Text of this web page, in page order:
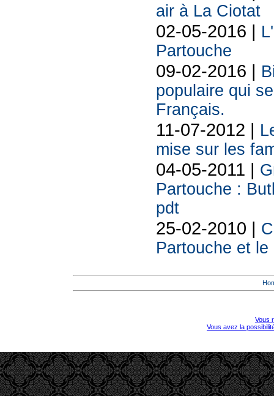
air à La Ciotat
02-05-2016 |
Partouche
09-02-2016 |
populaire qui
Français.
11-07-2012 |
mise sur les
04-05-2011 |
Partouche :
pdt
25-02-2010 |
Partouche et
Vous
Vous avez la